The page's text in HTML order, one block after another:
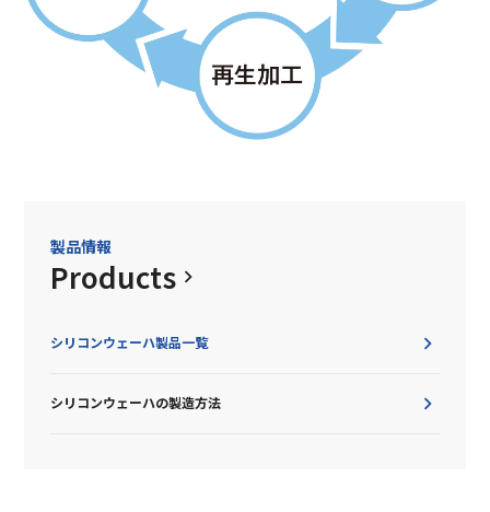
製品情報
Products
シリコンウェーハ製品一覧
シリコンウェーハの製造方法